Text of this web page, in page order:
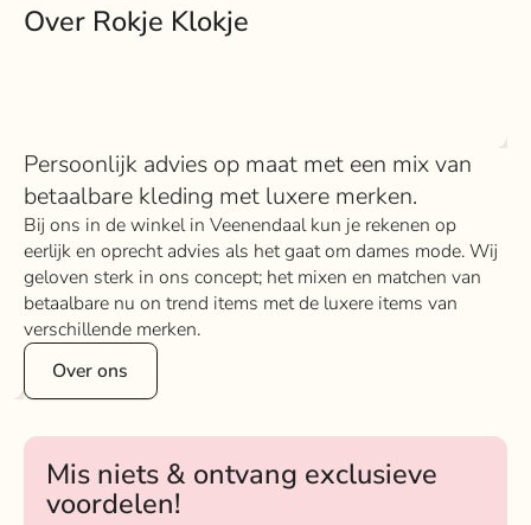
Over Rokje Klokje
Persoonlijk advies op maat met een mix van
betaalbare kleding met luxere merken.
Bij ons in de winkel in Veenendaal kun je rekenen op
eerlijk en oprecht advies als het gaat om dames mode. Wij
geloven sterk in ons concept; het mixen en matchen van
betaalbare nu on trend items met de luxere items van
verschillende merken.
Over ons
Mis niets & ontvang exclusieve
voordelen!